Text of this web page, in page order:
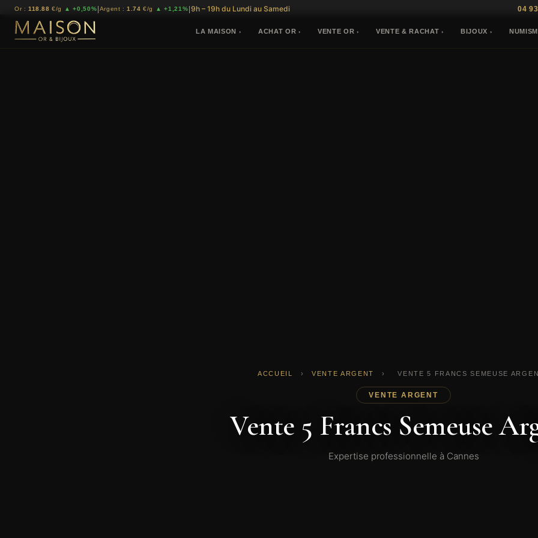
Or : 118.88 €/g ▲ +0,50%|Argent :1.74 €/g ▲ +1,21%|9h – 19h du Lundi au Samedi 04
LA MAISON › ACHAT OR › VENTE OR › VENTE & RACHAT › BIJOUX ›
ACCUEIL › VENTE ARGENT › VENTE 5 FRANCS SEMEUSE
VENTE ARGENT
Vente 5 Francs Semeuse
Expertise professionnelle à Cannes